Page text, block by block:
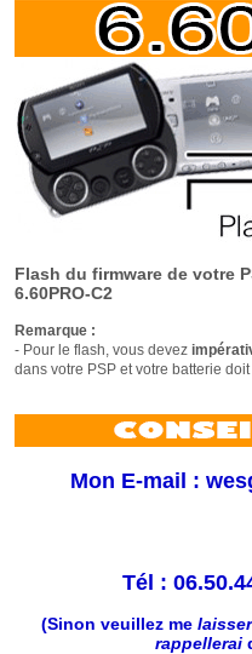
Flash du firmware de votre
6.60PRO-C2
Remarque :
- Pour le flash, vous devez
dans votre PSP et votre batterie
Mon E-mail :
Tél :
(Sinon veuillez me
rappellerai